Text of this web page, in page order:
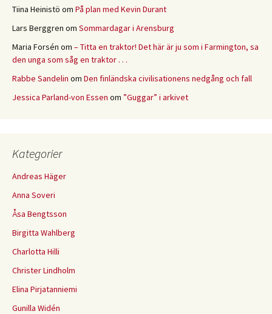
Tiina Heinistö om På plan med Kevin Durant
Lars Berggren om Sommardagar i Arensburg
Maria Forsén om – Titta en traktor! Det här är ju som i Farmington, sa
den unga som såg en traktor . . .
Rabbe Sandelin om Den finländska civilisationens nedgång och fall
Jessica Parland-von Essen om ”Guggar” i arkivet
Kategorier
Andreas Häger
Anna Soveri
Åsa Bengtsson
Birgitta Wahlberg
Charlotta Hilli
Christer Lindholm
Elina Pirjatanniemi
Gunilla Widén